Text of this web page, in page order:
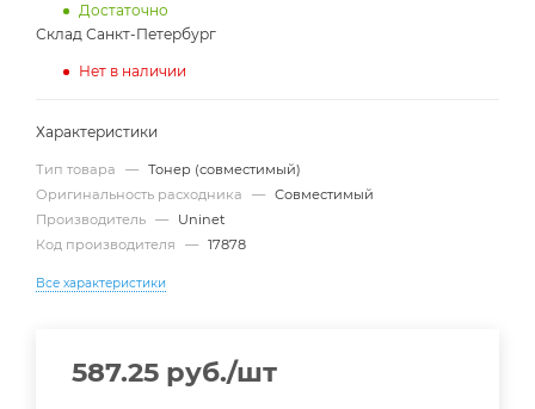
Достаточно
Склад Санкт-Петербург
Нет в наличии
Характеристики
Тип товара — Тонер (совместимый)
Оригинальность расходника
— Совместимый
Производитель —
Uninet
Код производителя
— 17878
Все характеристики
587.25 руб./шт